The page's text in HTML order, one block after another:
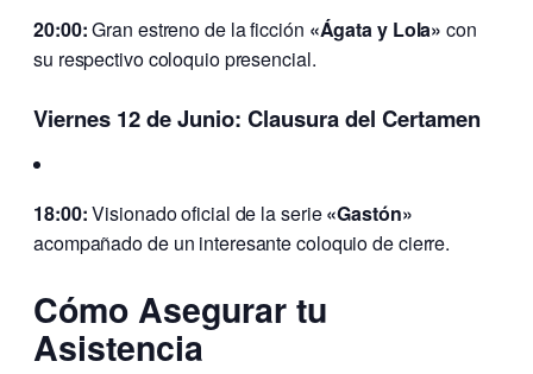
20:00:Gran estreno de la ficción «Ágata y Lola» con
su respectivo coloquio presencial.
Viernes 12 de Junio: Clausura del Certamen
18:00:Visionado oficial de la serie«Gastón»
acompañado de un interesante coloquio de cierre.
Cómo Asegurar tu
Asistencia